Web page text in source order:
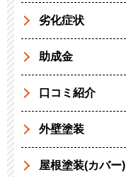
劣化症状
助成金
口コミ紹介
外壁塗装
屋根塗装(カバー)